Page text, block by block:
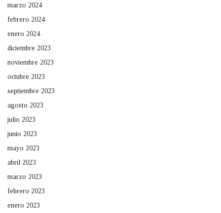
marzo 2024
febrero 2024
enero 2024
diciembre 2023
noviembre 2023
octubre 2023
septiembre 2023
agosto 2023
julio 2023
junio 2023
mayo 2023
abril 2023
marzo 2023
febrero 2023
enero 2023